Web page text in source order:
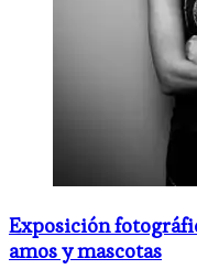
Exposición
amos y mascotas